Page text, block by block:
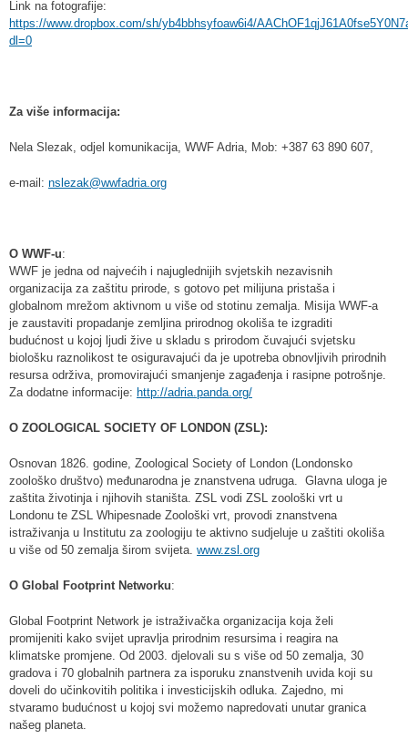
Link na fotografije:
https://www.dropbox.com/sh/yb4bbhsyfoaw6i4/
dl=0
Za više informacija:
Nela Slezak, odjel komunikacija, WWF Adria, Mob: +387 63 890 607,
e-mail: nslezak@wwfadria.org
O WWF-u:
WWF je jedna od najvećih i najuglednijih svjetskih nezavisnih
organizacija za zaštitu prirode, s gotovo pet milijuna pristaša i
globalnom mrežom aktivnom u više od stotinu zemalja. Misija WWF-a
je zaustaviti propadanje zemljina prirodnog okoliša te izgraditi
budućnost u kojoj ljudi žive u skladu s prirodom čuvajući svjetsku
biološku raznolikost te osiguravajući da je upotreba obnovljivih prirodnih
resursa održiva, promovirajući smanjenje zagađenja i rasipne potrošnje.
Za dodatne informacije: http://adria.panda.org/
O ZOOLOGICAL SOCIETY OF LONDON (ZSL):
Osnovan 1826. godine, Zoological Society of London (Londonsko
zoološko društvo) međunarodna je znanstvena udruga. Glavna uloga je
zaštita životinja i njihovih staništa. ZSL vodi ZSL zoološki vrt u
Londonu te ZSL Whipesnade Zoološki vrt, provodi znanstvena
istraživanja u Institutu za zoologiju te aktivno sudjeluje u zaštiti okoliša
u više od 50 zemalja širom svijeta. www.zsl.org
O Global Footprint Networku:
Global Footprint Network je istraživačka organizacija koja želi
promijeniti kako svijet upravlja prirodnim resursima i reagira na
klimatske promjene. Od 2003. djelovali su s više od 50 zemalja, 30
gradova i 70 globalnih partnera za isporuku znanstvenih uvida koji su
doveli do učinkovitih politika i investicijskih odluka. Zajedno, mi
stvaramo budućnost u kojoj svi možemo napredovati unutar granica
našeg planeta.